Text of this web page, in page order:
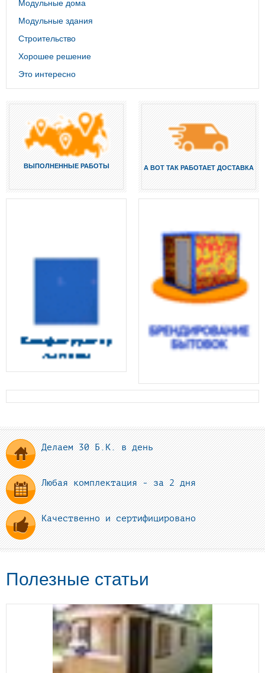
Модульные дома
Модульные здания
Строительство
Хорошее решение
Это интересно
ВЫПОЛНЕННЫЕ РАБОТЫ А ВОТ ТАК РАБОТАЕТ ДОСТАВКА
Делаем 30 Б.К. в день
Любая комплектация - за 2 дня
Качественно и сертифицировано
Полезные статьи